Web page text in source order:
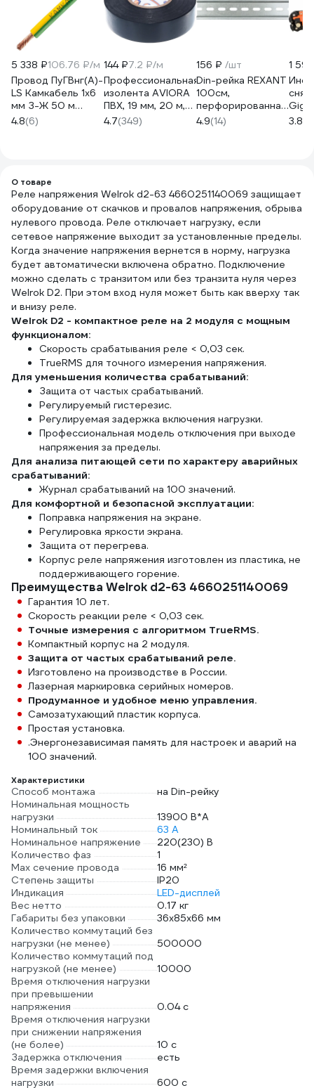
5 338 ₽106.76 ₽/м
Провод ПуГВнг(А)-
LS Камкабель 1x6
мм З-Ж 50 м
ГОСТ 221/
Р12VШ1U0К000050М
4.8(6)
144 ₽7.2 ₽/м
Профессиональная
изолента AVIORA
ПВХ, 19 мм, 20 м,
черная 305-030
4.7(349)
156 ₽ /шт
Din-рейка REXANT
100см,
перфорированная,
оцинкованная 12-
8100
4.9(14)
1
GEP
3.8
О товаре
Реле напряжения Welrok d2-63 4660251140069 защищает
оборудование от скачков и провалов напряжения, обрыва
нулевого провода. Реле отключает нагрузку, если
сетевое напряжение выходит за установленные пределы.
Когда значение напряжения вернется в норму, нагрузка
будет автоматически включена обратно. Подключение
можно сделать с транзитом или без транзита нуля через
Welrok D2. При этом вход нуля может быть как вверху так
и внизу реле.
Welrok D2 - компактное реле на 2 модуля с мощным
функционалом:
Скорость срабатывания реле < 0,03 сек.
TrueRMS для точного измерения напряжения.
Для уменьшения количества срабатываний:
Защита от частых срабатываний.
Регулируемый гистерезис.
Регулируемая задержка включения нагрузки.
Профессиональная модель отключения при выходе
напряжения за пределы.
Для анализа питающей сети по характеру аварийных
срабатываний:
Журнал срабатываний на 100 значений.
Для комфортной и безопасной эксплуатации:
Поправка напряжения на экране.
Регулировка яркости экрана.
Защита от перегрева.
Корпус реле напряжения изготовлен из пластика, не
поддерживающего горение.
Преимущества Welrok d2-63 4660251140069
Гарантия 10 лет.
Скорость реакции реле < 0,03 сек.
Точные измерения с алгоритмом TrueRMS.
Компактный корпус на 2 модуля.
Защита от частых срабатываний реле.
Изготовлено на производстве в России.
Лазерная маркировка серийных номеров.
Продуманное и удобное меню управления.
Самозатухающий пластик корпуса.
Простая установка.
.Энергонезависимая память для настроек и аварий на
100 значений.
Характеристики
Способ монтажа
на Din-рейку
Номинальная мощность
нагрузки
13900 В*А
Номинальный ток
63 А
Номинальное напряжение
220(230) В
Количество фаз
1
Max сечение провода
16 мм²
Степень защиты
IP20
Индикация
LED-дисплей
Вес нетто
0.17 кг
Габариты без упаковки
36х85х66 мм
Количество коммутаций без
нагрузки (не менее)
500000
Количество коммутаций под
нагрузкой (не менее)
10000
Время отключения нагрузки
при превышении
напряжения
0.04 с
Время отключения нагрузки
при снижении напряжения
(не более)
10 с
Задержка отключения
есть
Время задержки включения
нагрузки
600 с